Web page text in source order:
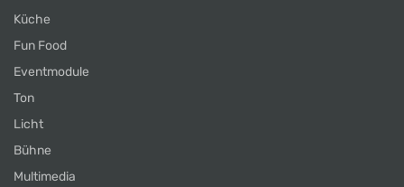
Küche
Fun Food
Eventmodule
Ton
Licht
Bühne
Multimedia